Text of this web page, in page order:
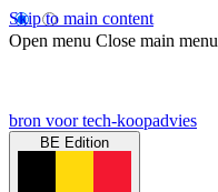
Skip to main content
Open menu Close main menu
bron voor tech-koopadvies
BE Edition